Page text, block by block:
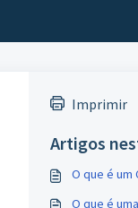
Imprimir
Artigos
O que é um
O que é